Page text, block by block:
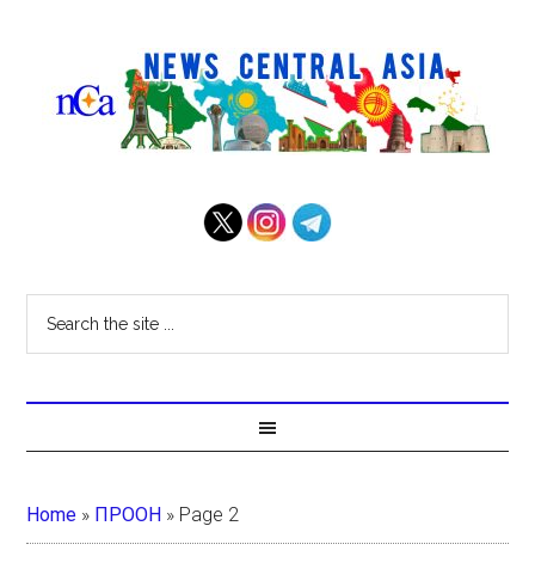
Home » ПРООН » Page 2